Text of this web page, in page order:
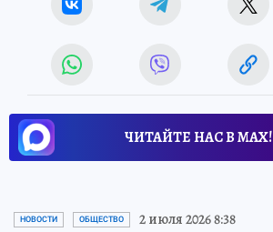
ЧИТАЙТЕ НАС В МАХ!
НОВОСТИ ОБЩЕСТВО 2 июля 2026 8:38